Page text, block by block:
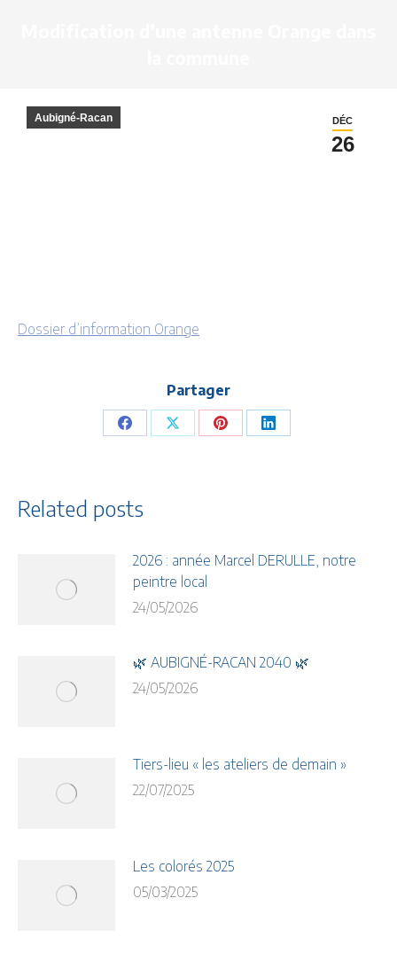
DÉC
26
Aubigné-Racan
Dossier d’information Orange
Partager
Share
Share
Share
Share
Related posts
2026 : année Marcel DERULLE, notre
peintre local
24/05/2026
🌿 AUBIGNÉ-RACAN 2040 🌿
24/05/2026
Tiers-lieu « les ateliers de demain »
22/07/2025
Les colorés 2025
05/03/2025